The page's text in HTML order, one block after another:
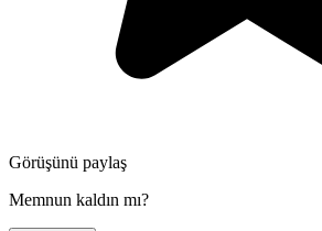
Görüşünü paylaş
Memnun kaldın mı?